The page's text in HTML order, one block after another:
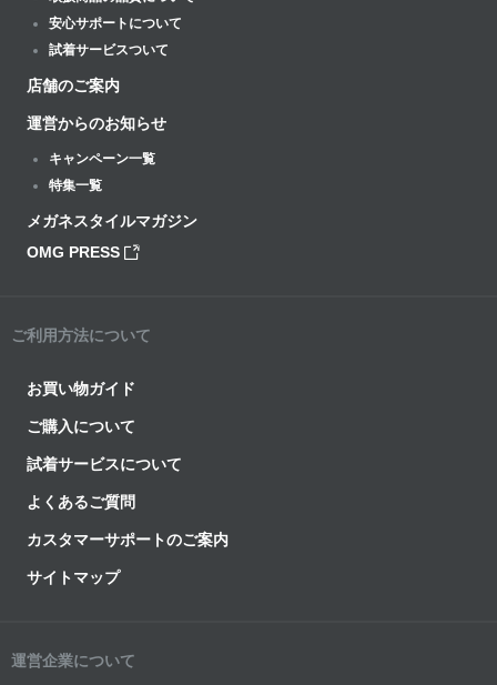
安心サポートについて
試着サービスついて
店舗のご案内
運営からのお知らせ
キャンペーン一覧
特集一覧
メガネスタイルマガジン
OMG PRESS
ご利用方法について
お買い物ガイド
ご購入について
試着サービスについて
よくあるご質問
カスタマーサポートのご案内
サイトマップ
運営企業について